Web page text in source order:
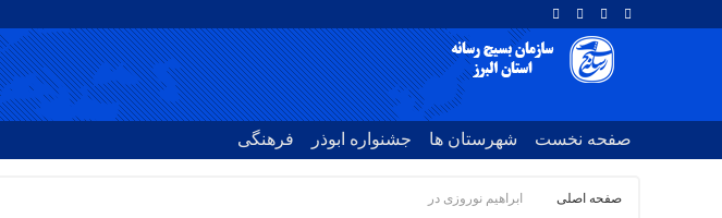
صفحه نخست شهرستان ها جشنواره ابوذر فرهنگی
صفحه اصلی ابراهیم نوروزی در